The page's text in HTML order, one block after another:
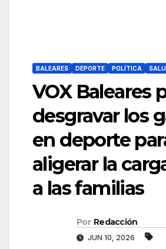
BALEARES DEPORTE POLÍTICA
VOX Baleares
desgravar los
en deporte
aligerar la
a las familias
Por Redacción
JUN 10, 2026